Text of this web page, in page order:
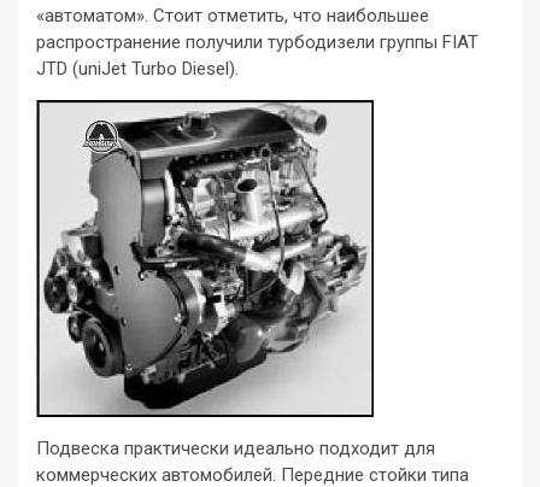
«автоматом». Стоит отметить, что наибольшее
распространение получили турбодизели группы FIAT
JTD (uniJet Turbo Diesel).
Подвеска практически идеально подходит для
коммерческих автомобилей. Передние стойки типа